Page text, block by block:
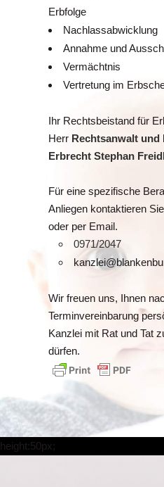
Erbfolge
Nachlassabwicklung
Annahme und
Vermächtnis
Vertretung im
Ihr Rechtsbeistand für
Herr Rechtsanwalt und
Erbrecht Stephan
Für eine spezifische
Anliegen kontaktieren
oder per Email.
0971/2047
Wir freuen uns, Ihnen
Terminvereinbarung
Kanzlei mit Rat und Tat
dürfen.
height:50px;